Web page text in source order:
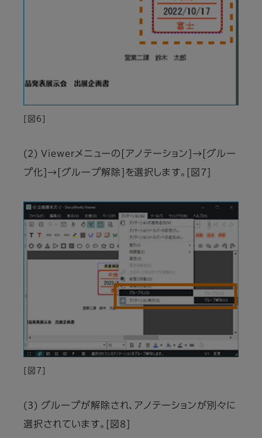
[図6]
(2) Viewerメニューの[アノテーション]→[グルー
プ化]→[グループ解除]を選択します。[図7]
[図7]
(3) グループが解除され、アノテーションが別々に
選択されています。[図8]